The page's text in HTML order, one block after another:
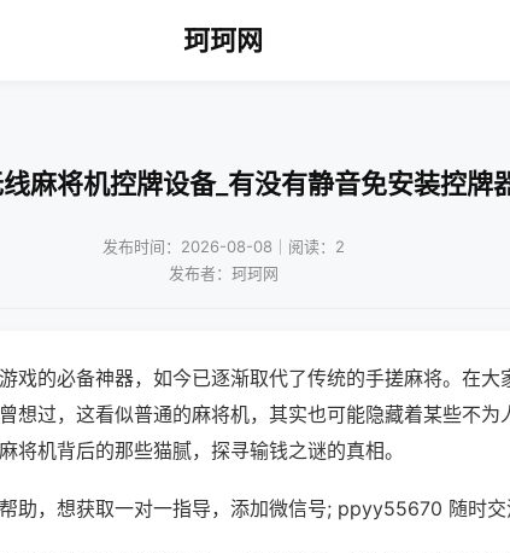
珂珂网
麻将机控牌设备_有没有静音免安装控牌
发布时间：2026-08-08｜阅读：2
发布者：珂珂网
戏的必备神器，如今已逐渐取代了传统的手搓麻将。在大
想过，这看似普通的麻将机，其实也可能隐藏着某些不为
将机背后的那些猫腻，探寻输钱之谜的真相。
助，想获取一对一指导，添加微信号; ppyy55670 随时交